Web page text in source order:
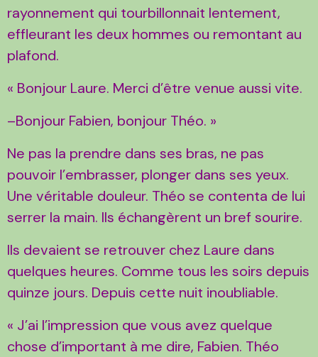
rayonnement qui tourbillonnait lentement,
effleurant les deux hommes ou remontant au
plafond.
« Bonjour Laure. Merci d’être venue aussi vite.
–Bonjour Fabien, bonjour Théo. »
Ne pas la prendre dans ses bras, ne pas
pouvoir l’embrasser, plonger dans ses yeux.
Une véritable douleur. Théo se contenta de lui
serrer la main. Ils échangèrent un bref sourire.
Ils devaient se retrouver chez Laure dans
quelques heures. Comme tous les soirs depuis
quinze jours. Depuis cette nuit inoubliable.
« J’ai l’impression que vous avez quelque
chose d’important à me dire, Fabien. Théo